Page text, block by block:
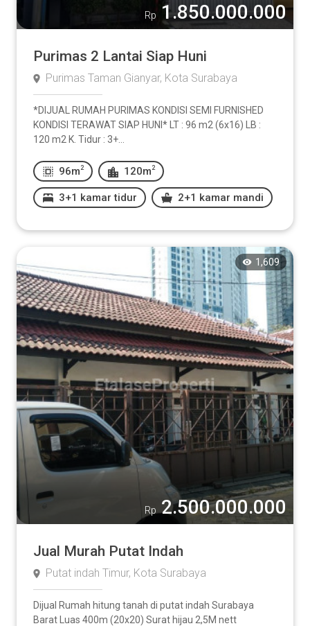
Rp 1.850.000.000
Purimas 2 Lantai Siap Huni
Purimas Taman Gianyar, Kota Surabaya
*DIJUAL RUMAH PURIMAS KONDISI SEMI FURNISHED
KONDISI TERAWAT SIAP HUNI* LT : 96 m2 (6x16) LB :
120 m2 K. Tidur : 3+...
96m 2 120m 2
3+1 kamar tidur 2+1 kamar mandi
1,609
Rp 2.500.000.000
Jual Murah Putat Indah
Putat indah Timur, Kota Surabaya
Dijual Rumah hitung tanah di putat indah Surabaya
Barat Luas 400m (20x20) Surat hijau 2,5M nett